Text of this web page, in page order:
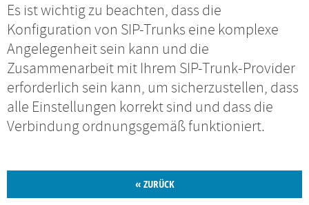
Es ist wichtig zu beachten, dass die
Konfiguration von SIP-Trunks eine komplexe
Angelegenheit sein kann und die
Zusammenarbeit mit Ihrem SIP-Trunk-Provider
erforderlich sein kann, um sicherzustellen, dass
alle Einstellungen korrekt sind und dass die
Verbindung ordnungsgemäß funktioniert.
« ZURÜCK